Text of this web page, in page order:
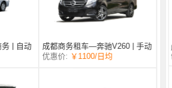
| 自动 成都商务租车—奔驰V260 | 手动
挡 |
优惠价: ￥1100/日均